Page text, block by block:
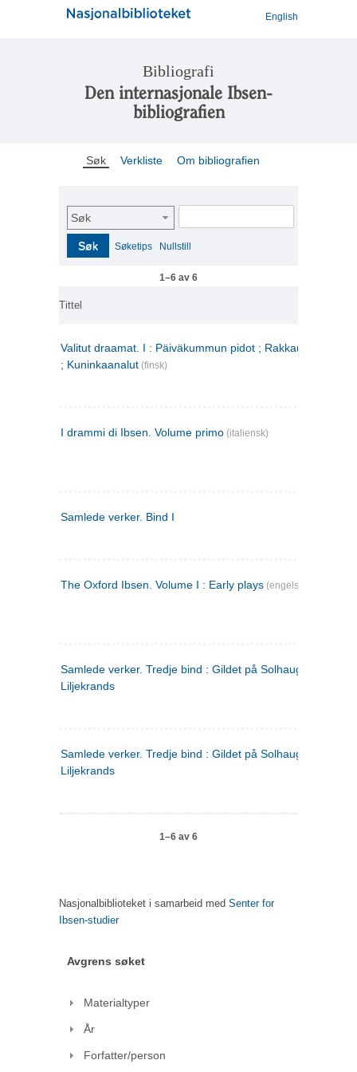
English
Bibliografi
Den internasjonale Ibsen-
bibliografien
Søk Verkliste Om bibliografien
Søk
Søk Søketips Nullstill
1–6 av 6
Tittel
Valitut draamat. I : Päiväkummun pidot ; Rakkauden
; Kuninkaanalut (finsk)
I drammi di Ibsen. Volume primo (italiensk)
Samlede verker. Bind I
The Oxford Ibsen. Volume I : Early plays (engelsk)
Samlede verker. Tredje bind : Gildet på Solhaug ; Olaf
Liljekrands
Samlede verker. Tredje bind : Gildet på Solhaug ; Olaf
Liljekrands
1–6 av 6
Nasjonalbiblioteket i samarbeid med Senter for
Ibsen-studier
Avgrens søket
Materialtyper
År
Forfatter/person